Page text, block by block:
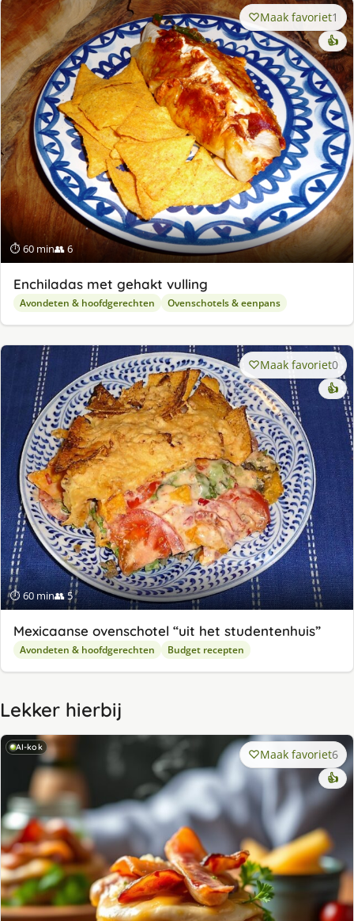
⏱ 60 min👥 6
Maak favoriet1
👍
Enchiladas met gehakt vulling
Avondeten & hoofdgerechten Ovenschotels & eenpans
⏱ 60 min👥 5
Maak favoriet0
👍
Mexicaanse ovenschotel “uit het studentenhuis”
Avondeten & hoofdgerechten Budget recepten
Lekker hierbij
AI-kok Maak favoriet6
👍